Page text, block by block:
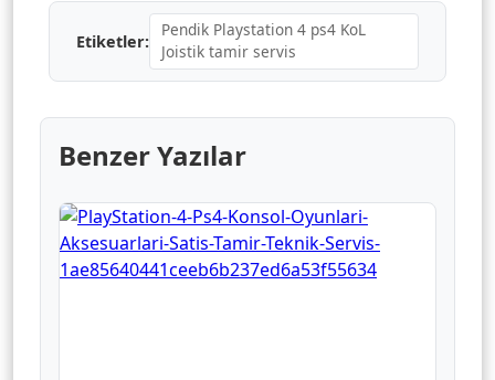
Etiketler:
Pendik Playstation 4 ps4 KoL
Joistik tamir servis
Benzer Yazılar